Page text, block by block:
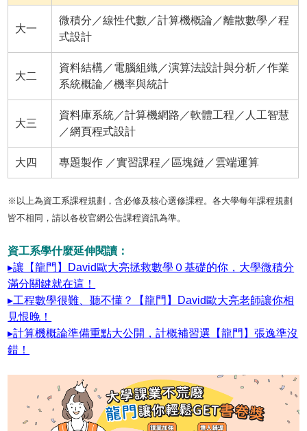
大一
微積分／線性代數／計算機概論／離散數學／程
式設計
大二
資料結構／電腦組織／演算法設計與分析／作業
系統概論／機率與統計
大三
資料庫系統／計算機網路／軟體工程／人工智慧
／網頁程式設計
大四 專題製作 ／實習課程／區塊鏈／雲端運算
※以上為資工系課程規劃，含必修及核心選修課程。各大學每年課程規劃
皆不相同，請以各校官網公告課程資訊為準。
資工系學什麼延伸閱讀：
▸讓【龍門】David歐大亮拯救數學０基礎的你，大學微積分
滿分關鍵就在這！
▸工程數學很難、聽不懂？【龍門】David歐大亮老師讓你相
見恨晚！
▸計算機概論準備重點大公開，計概補習選【龍門】張逸準沒
錯！